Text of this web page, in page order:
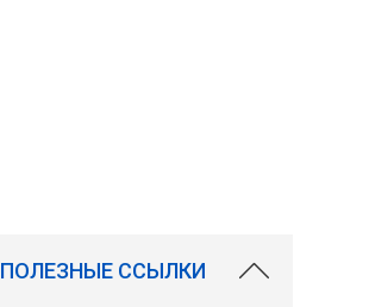
ПОЛЕЗНЫЕ ССЫЛКИ